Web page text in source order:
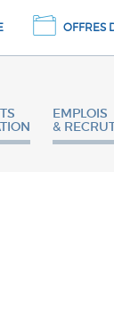
OFFRES
EMPLOIS
&